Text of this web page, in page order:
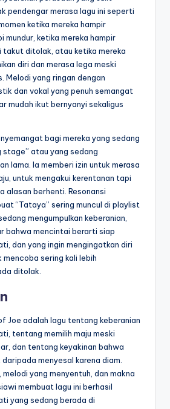
pendengar merasa lagu ini seperti
ketika mereka hampir
mundur, ketika mereka hampir
takut ditolak, atau ketika mereka
diri dan merasa lega meski
Melodi yang ringan dengan
dan vokal yang penuh semangat
mudah ikut bernyanyi sekaligus
bagi mereka yang sedang
stage” atau yang sedang
lama. Ia memberi izin untuk merasa
untuk mengakui kerentanan tapi
alasan berhenti. Resonansi
“Tataya” sering muncul di playlist
mengumpulkan keberanian,
bahwa mencintai berarti siap
dan yang ingin mengingatkan diri
sering kali lebih
ditolak.
Joe adalah lagu tentang keberanian
tentang memilih maju meski
dan tentang keyakinan bahwa
menyesal karena diam.
yang menyentuh, dan makna
membuat lagu ini berhasil
yang sedang berada di